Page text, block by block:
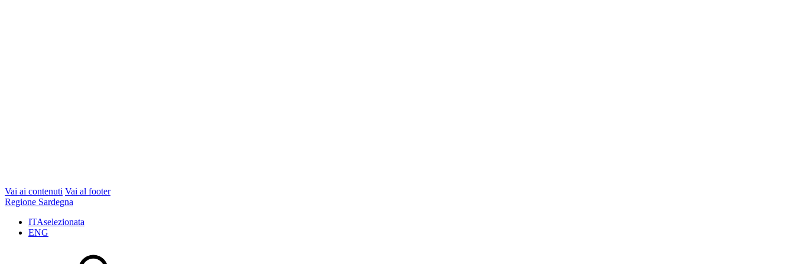
Vai ai contenuti Vai al footer
Regione Sardegna
ITAselezionata
ENG